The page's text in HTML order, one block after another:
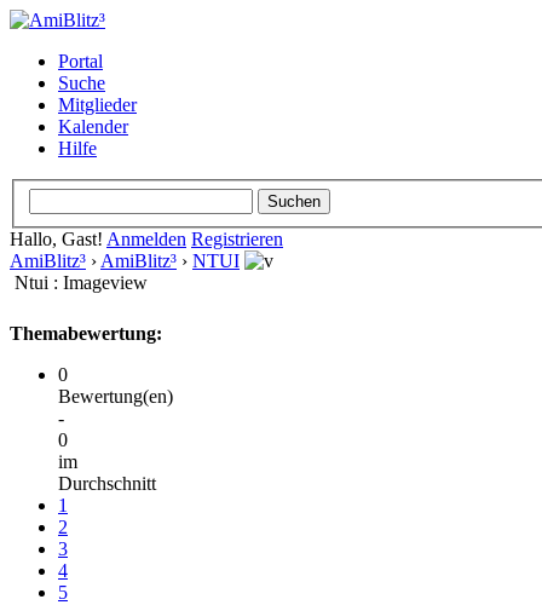
Portal
Suche
Mitglieder
Kalender
Hilfe
Hallo, Gast! Anmelden Registrieren
AmiBlitz³ › AmiBlitz³ › NTUI
Ntui : Imageview
Themabewertung:
0
Bewertung(en)
-
0
im
Durchschnitt
1
2
3
4
5